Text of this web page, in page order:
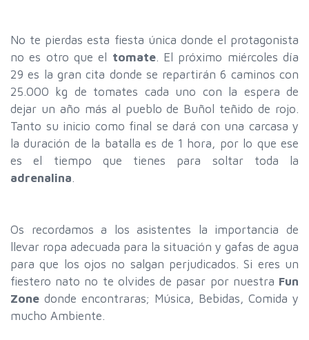
No te pierdas esta fiesta única donde el protagonista
no es otro que el tomate. El próximo miércoles día
29 es la gran cita donde se repartirán 6 caminos con
25.000 kg de tomates cada uno con la espera de
dejar un año más al pueblo de Buñol teñido de rojo.
Tanto su inicio como final se dará con una carcasa y
la duración de la batalla es de 1 hora, por lo que ese
es el tiempo que tienes para soltar toda la
adrenalina.
Os recordamos a los asistentes la importancia de
llevar ropa adecuada para la situación y gafas de agua
para que los ojos no salgan perjudicados. Si eres un
fiestero nato no te olvides de pasar por nuestra Fun
Zone donde encontraras; Música, Bebidas, Comida y
mucho Ambiente.